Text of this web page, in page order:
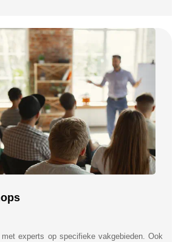
met experts op specifieke vakgebieden. Ook